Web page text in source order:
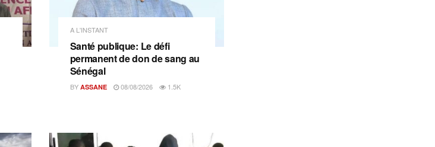
A L'INSTANT
Santé publique: Le défi
permanent de don de sang au
Sénégal
BY ASSANE 08/08/2026 1.5K